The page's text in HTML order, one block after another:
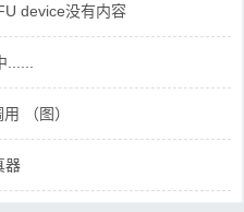
device没有内容
（图）
器